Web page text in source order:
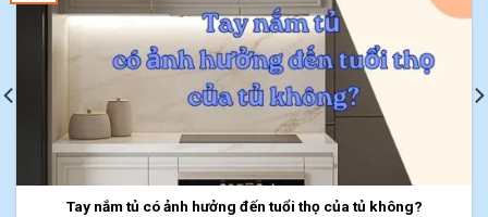
Tay nắm tủ có ảnh hưởng đến tuổi thọ của tủ không?